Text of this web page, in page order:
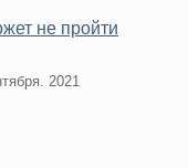
не пройти
2021